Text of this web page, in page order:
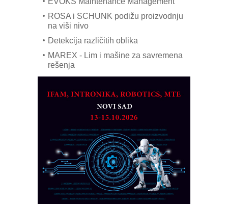
ROSA i SCHUNK podižu proizvodnju
na viši nivo
Detekcija različitih oblika
MAREX - Lim i mašine za savremena
rešenja
partner
CTO - Prilagodite svoju toplinsku
Razvoj asortimanskog pravca MINI-
PLC AKYTEC
AUKOM: Svetski standard metrologije
dostupan u Srbiji
MOTOMAN – NEXT-Robotika vođena
veštačkom inteligencijom
I.SAFE MOBILE revolucioniše